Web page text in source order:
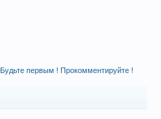
Будьте первым ! Прокомментируйте !